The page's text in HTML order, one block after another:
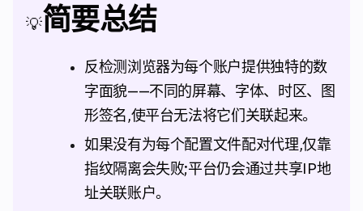
💡简要总结
反检测浏览器为每个账户提供独特的数
字面貌——不同的屏幕、字体、时区、图
形签名,使平台无法将它们关联起来。
如果没有为每个配置文件配对代理,仅靠
指纹隔离会失败;平台仍会通过共享IP地
址关联账户。